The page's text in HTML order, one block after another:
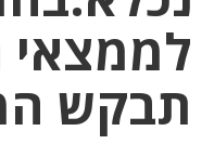
לממצאי
תבקש